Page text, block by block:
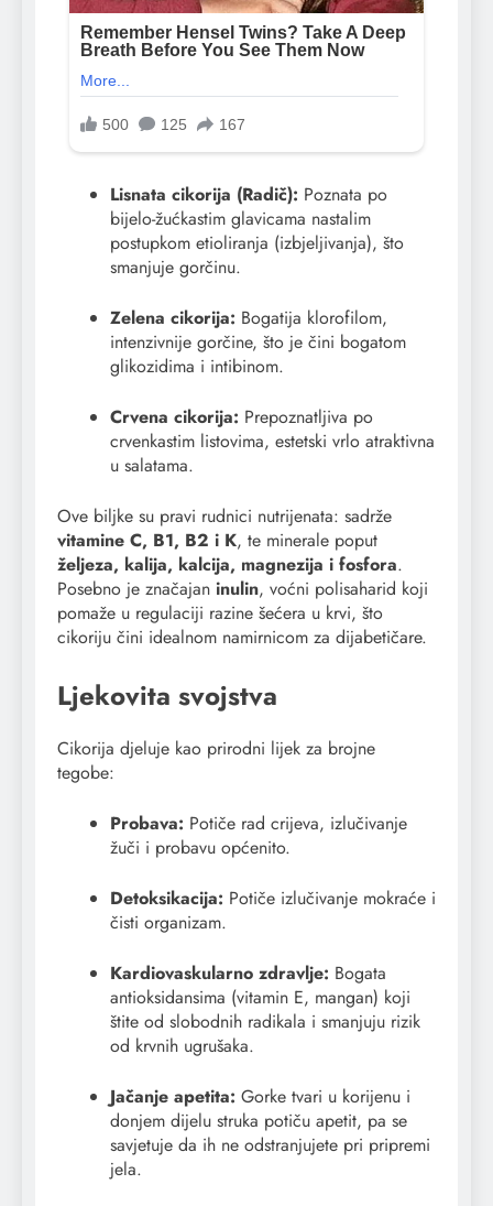
Lisnata cikorija (Radič): Poznata po
bijelo-žućkastim glavicama nastalim
postupkom etioliranja (izbjeljivanja), što
smanjuje gorčinu.
Zelena cikorija: Bogatija klorofilom,
intenzivnije gorčine, što je čini bogatom
glikozidima i intibinom.
Crvena cikorija: Prepoznatljiva po
crvenkastim listovima, estetski vrlo atraktivna
u salatama.
Ove biljke su pravi rudnici nutrijenata: sadrže
vitamine C, B1, B2 i K, te minerale poput
željeza, kalija, kalcija, magnezija i fosfora.
Posebno je značajan inulin, voćni polisaharid koji
pomaže u regulaciji razine šećera u krvi, što
cikoriju čini idealnom namirnicom za dijabetičare.
Ljekovita svojstva
Cikorija djeluje kao prirodni lijek za brojne
tegobe:
Probava: Potiče rad crijeva, izlučivanje
žuči i probavu općenito.
Detoksikacija: Potiče izlučivanje mokraće i
čisti organizam.
Kardiovaskularno zdravlje: Bogata
antioksidansima (vitamin E, mangan) koji
štite od slobodnih radikala i smanjuju rizik
od krvnih ugrušaka.
Jačanje apetita: Gorke tvari u korijenu i
donjem dijelu struka potiču apetit, pa se
savjetuje da ih ne odstranjujete pri pripremi
jela.